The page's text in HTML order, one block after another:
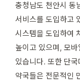
충청남도 천안시 동
서비스를 도입하고
시스템을 도입하여
높이고 있으며, 모
있습니다. 또한 단
약국들은 전문적인